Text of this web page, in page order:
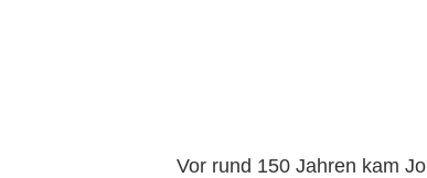
Vor rund 150 Jahren kam